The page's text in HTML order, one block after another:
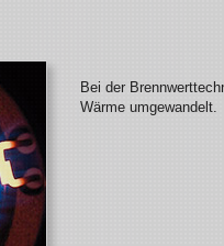
Bei der
Wärme umgewandelt.